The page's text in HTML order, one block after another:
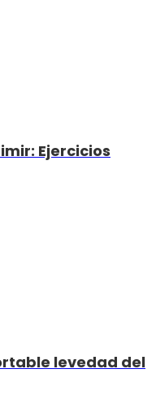
Ejercicios
levedad del